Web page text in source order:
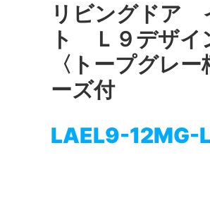
リビングドア
ト Ｌ９デザ
〈トープグレ
ーズ付
LAEL9-12MG-